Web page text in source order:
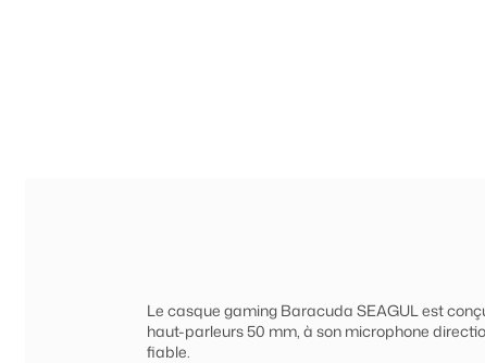
Le casque gaming Baracuda SEAGUL est
haut-parleurs 50 mm, à son microphone
fiable.